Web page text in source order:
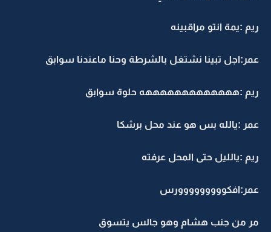
ريم :يمة انتو مراقبينه
عمر:اجل تبينا نشتغل بالشرطة وحنا ماعندنا سوابق
ريم :هههههههههههههه حلوة سوابق
عمر :يالله بس هو عند محل برشكا
ريم :يالليل حتى المحل عرفته
عمر:افكووووووووورس
مر من جنب هشام وهو جالس يتسوق